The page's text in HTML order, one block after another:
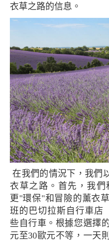
衣草之路的信息。
在我們的情況下，我們以兩種不同的方式探索了薰
衣草之路。首先，我
更"環保"和冒險的薰衣
班的巴切拉斯自行車店
些自行車。根據您選擇
元至30歐元不等，一天